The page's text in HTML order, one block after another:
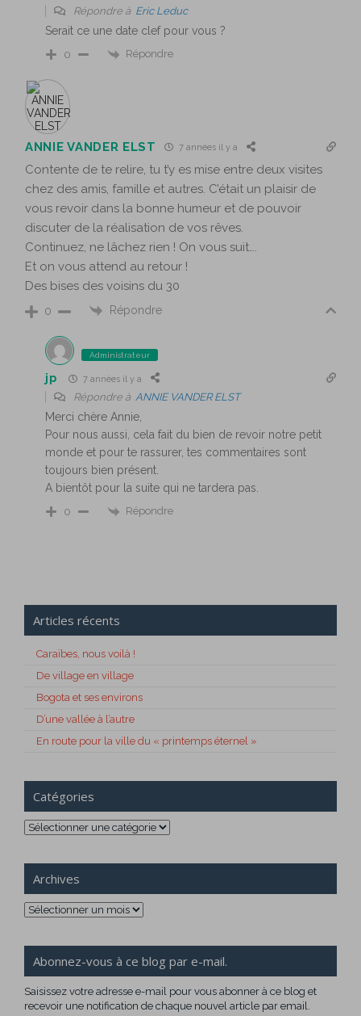
Répondre à Eric Leduc
Serait ce une date clef pour vous ?
0 Répondre
ANNIE VANDER ELST 7 années il y a
Contente de te relire, tu t’y es mise entre deux visites
chez des amis, famille et autres. C’était un plaisir de
vous revoir dans la bonne humeur et de pouvoir
discuter de la réalisation de vos rêves.
Continuez, ne lâchez rien ! On vous suit….
Et on vous attend au retour !
Des bises des voisins du 30
0 Répondre
Administrateur
jp 7 années il y a
Répondre à ANNIE VANDER ELST
Merci chère Annie,
Pour nous aussi, cela fait du bien de revoir notre petit
monde et pour te rassurer, tes commentaires sont
toujours bien présent.
A bientôt pour la suite qui ne tardera pas.
0 Répondre
Articles récents
Caraïbes, nous voilà !
De village en village
Bogota et ses environs
D’une vallée à l’autre
En route pour la ville du « printemps éternel »
Catégories
Catégories
Archives
Archives
Abonnez-vous à ce blog par e-mail.
Saisissez votre adresse e-mail pour vous abonner à ce blog et
recevoir une notification de chaque nouvel article par email.